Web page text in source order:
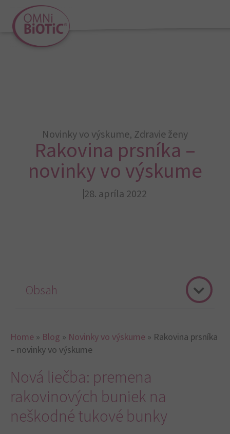
Novinky vo výskume, Zdravie ženy
Rakovina prsníka –
novinky vo výskume
28. apríla 2022
Home » Blog » Novinky vo výskume » Rakovina prsníka
– novinky vo výskume
Nová liečba: premena
rakovinových buniek na
neškodné tukové bunky
Obsah